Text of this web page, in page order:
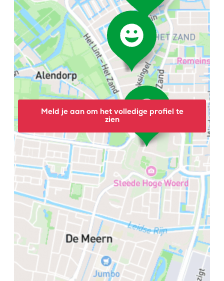
Meld je aan om het volledige profiel te
zien